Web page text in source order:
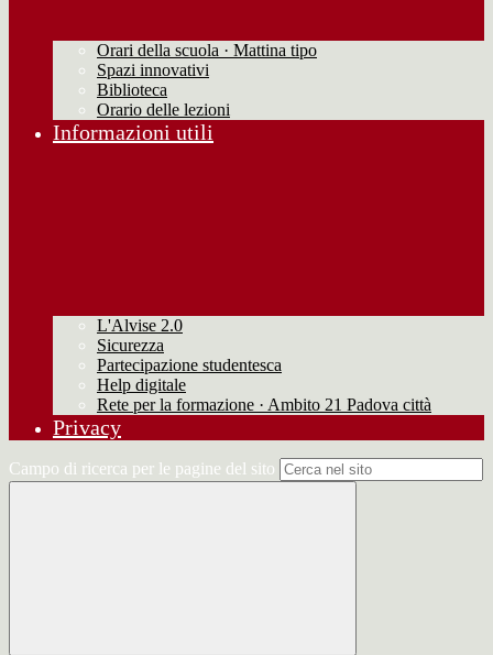
Orari della scuola · Mattina tipo
Spazi innovativi
Biblioteca
Orario delle lezioni
Informazioni utili
L'Alvise 2.0
Sicurezza
Partecipazione studentesca
Help digitale
Rete per la formazione · Ambito 21 Padova città
Privacy
Campo di ricerca per le pagine del sito